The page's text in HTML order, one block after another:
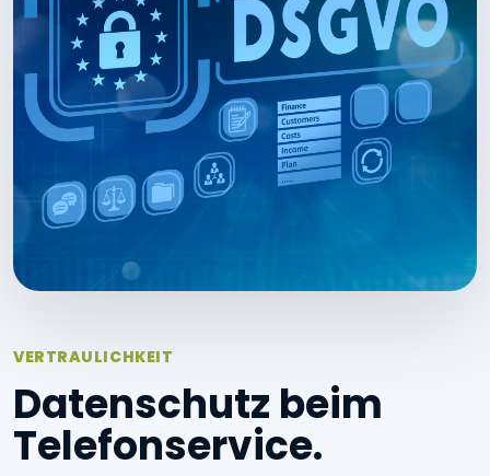
VERTRAULICHKEIT
Datenschutz beim
Telefonservice.